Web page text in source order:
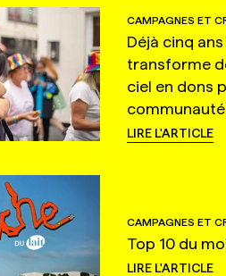
CAMPAGNES ET
Déjà cinq
transforme
ciel en dons
communauté
LIRE L'ARTICLE
CAMPAGNES ET
Top 10 du
LIRE L'ARTICLE